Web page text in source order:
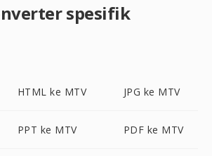
spesifik
HTML ke MTV JPG ke MTV
PPT ke MTV PDF ke MTV